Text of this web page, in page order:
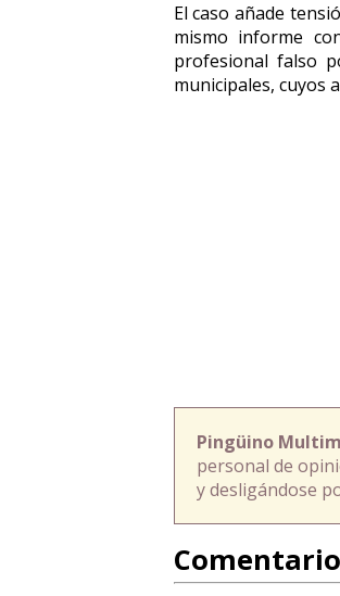
El caso añade
mismo informe
profesional falso
municipales, cuyos
Pingüino
personal de
y desligándose